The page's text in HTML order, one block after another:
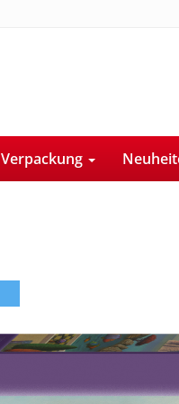
Verpackung